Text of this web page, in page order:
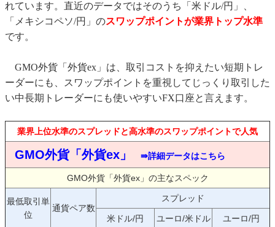
れています。直近のデータではそのうち「米ドル/円」、
「メキシコペソ/円」のスワップポイントが業界トップ水準
です。
GMO外貨「外貨ex」は、取引コストを抑えたい短期トレ
ーダーにも、スワップポイントを重視してじっくり取引した
い中長期トレーダーにも使いやすいFX口座と言えます。
業界上位水準のスプレッドと高水準のスワップポイントで人気
GMO外貨「外貨ex」 ⇛詳細データはこちら
GMO外貨「外貨ex」の主なスペック
最低取引単
位
通貨ペア数
スプレッド
米ドル/円 ユーロ/米ドル
ユーロ/円